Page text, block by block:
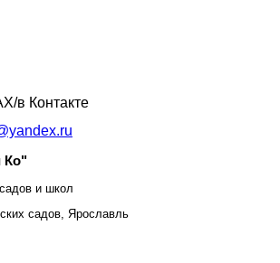
в Контакте
Ко"
и школ
садов, Ярославль